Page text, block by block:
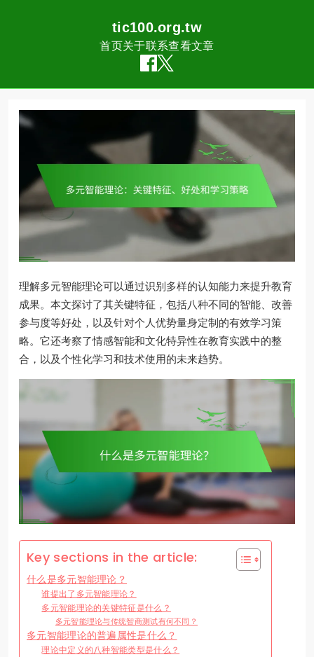
tic100.org.tw
首页关于联系查看文章
content
理解多元智能理论可以通过识别多样的认知能力来提升教育
成果。本文探讨了其关键特征，包括八种不同的智能、改善
参与度等好处，以及针对个人优势量身定制的有效学习策
略。它还考察了情感智能和文化特异性在教育实践中的整
合，以及个性化学习和技术使用的未来趋势。
Key sections in the article:
什么是多元智能理论？
谁提出了多元智能理论？
多元智能理论的关键特征是什么？
多元智能理论与传统智商测试有何不同？
多元智能理论的普遍属性是什么？
理论中定义的八种智能类型是什么？